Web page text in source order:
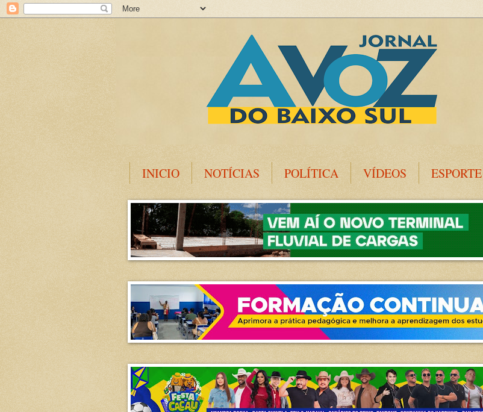
INICIO NOTÍCIAS POLÍTICA VÍDEOS ESPORTE